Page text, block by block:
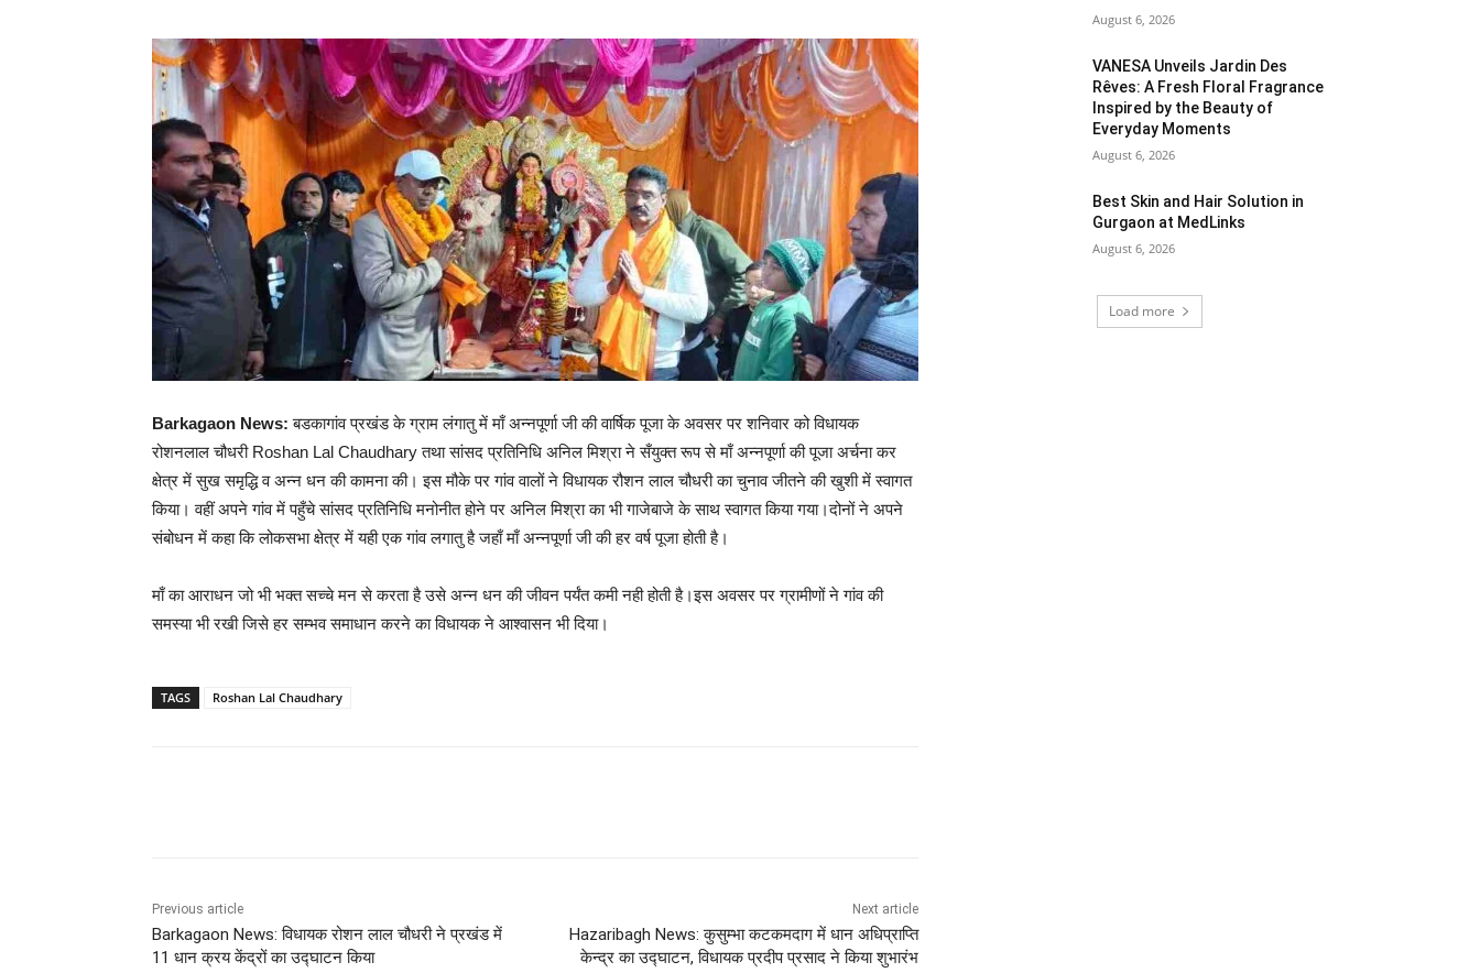
Barkagaon News: बडकागांव प्रखंड के ग्राम लंगातु में माँ अन्नपूर्णा जी की वार्षिक पूजा के अवसर पर शनिवार को विधायक
रोशनलाल चौधरी Roshan Lal Chaudhary तथा सांसद प्रतिनिधि अनिल मिश्रा ने सँयुक्त रूप से माँ अन्नपूर्णा की पूजा अर्चना कर
क्षेत्र में सुख समृद्धि व अन्न धन की कामना की। इस मौके पर गांव वालों ने विधायक रौशन लाल चौधरी का चुनाव जीतने की खुशी में स्वागत
किया। वहीं अपने गांव में पहुँचे सांसद प्रतिनिधि मनोनीत होने पर अनिल मिश्रा का भी गाजेबाजे के साथ स्वागत किया गया।दोनों ने अपने
संबोधन में कहा कि लोकसभा क्षेत्र में यही एक गांव लगातु है जहाँ माँ अन्नपूर्णा जी की हर वर्ष पूजा होती है।
माँ का आराधन जो भी भक्त सच्चे मन से करता है उसे अन्न धन की जीवन पर्यंत कमी नही होती है।इस अवसर पर ग्रामीणों ने गांव की
समस्या भी रखी जिसे हर सम्भव समाधान करने का विधायक ने आश्वासन भी दिया।
TAGS Roshan Lal Chaudhary
Previous article
Barkagaon News: विधायक रोशन लाल चौधरी ने प्रखंड में
11 धान क्रय केंद्रों का उद्घाटन किया
Next article
Hazaribagh News: कुसुम्भा कटकमदाग में धान अधिप्राप्ति
केन्द्र का उद्घाटन, विधायक प्रदीप प्रसाद ने किया शुभारंभ
August 6, 2026
VANESA Unveils Jardin Des
Rêves: A Fresh Floral Fragrance
Inspired by the Beauty of
Everyday Moments
August 6, 2026
Best Skin and Hair Solution in
Gurgaon at MedLinks
August 6, 2026
Load more